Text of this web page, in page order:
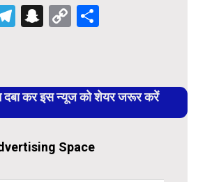
Telegram
Snapchat
Copy
कर इस न्यूज को शेयर जरूर करें
Space